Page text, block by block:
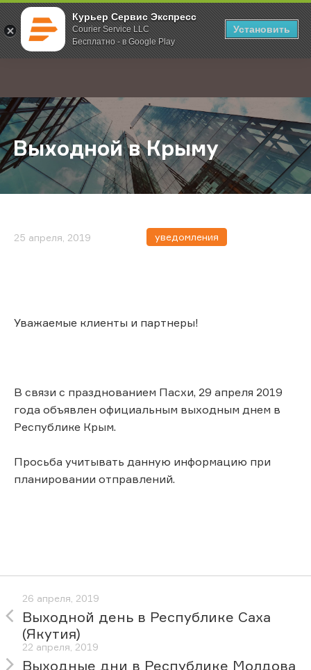
Курьер Сервис Экспресс
Courier Service LLC
Бесплатно - в Google Play
Установить
; Главная О компании Новости Выходной в Крыму
Выходной в Крыму
25 апреля, 2019 уведомления
Уважаемые клиенты и партнеры!
В связи с празднованием Пасхи, 29 апреля 2019
года объявлен официальным выходным днем в
Республике Крым.
Просьба учитывать данную информацию при
планировании отправлений.
26 апреля, 2019
Выходной день в Республике Саха
(Якутия)
22 апреля, 2019
Выходные дни в Республике Молдова